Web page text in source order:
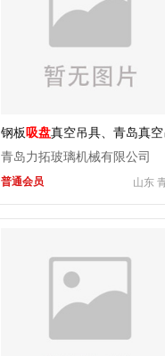
钢板吸盘真空吊具、青岛真
具
青岛力拓玻璃机械有限公司
山东
普通会员